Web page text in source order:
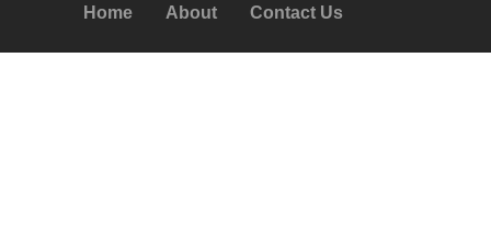
Home About Contact Us